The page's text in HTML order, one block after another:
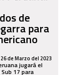
de
para
de Marzo del 2023
jugará el
17 para